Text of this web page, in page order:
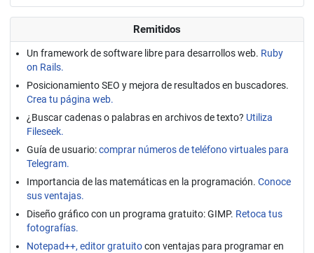
Remitidos
Un framework de software libre para desarrollos web. Ruby
on Rails.
Posicionamiento SEO y mejora de resultados en buscadores.
Crea tu página web.
¿Buscar cadenas o palabras en archivos de texto? Utiliza
Fileseek.
Guía de usuario:comprar números de teléfono virtuales para
Telegram.
Importancia de las matemáticas en la programación. Conoce
sus ventajas.
Diseño gráfico con un programa gratuito: GIMP. Retoca tus
fotografías.
Notepad++, editor gratuitocon ventajas para programar en